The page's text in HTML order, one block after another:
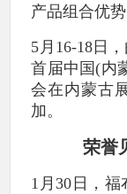
产品组合优势
5月16-18日
首届中国(内
会在内蒙古
加。
荣誉
1月30日，福